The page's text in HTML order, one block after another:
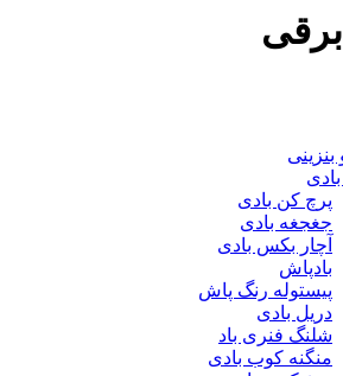
برقی
بنزینی
بادی
پرچ کن بادی
جغجغه بادی
آچار بکس بادی
بادپاش
پیستوله رنگ پاش
دریل بادی
شلنگ فنری باد
منگنه کوب بادی